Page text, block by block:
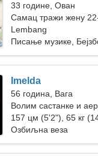
33 године, Ован
Самац тражи жену
Lembang
Писање музике,
Imelda
56 година, Вага
Волим састанке и
157 цм (5'2"), 65 кг
Озбиљна веза